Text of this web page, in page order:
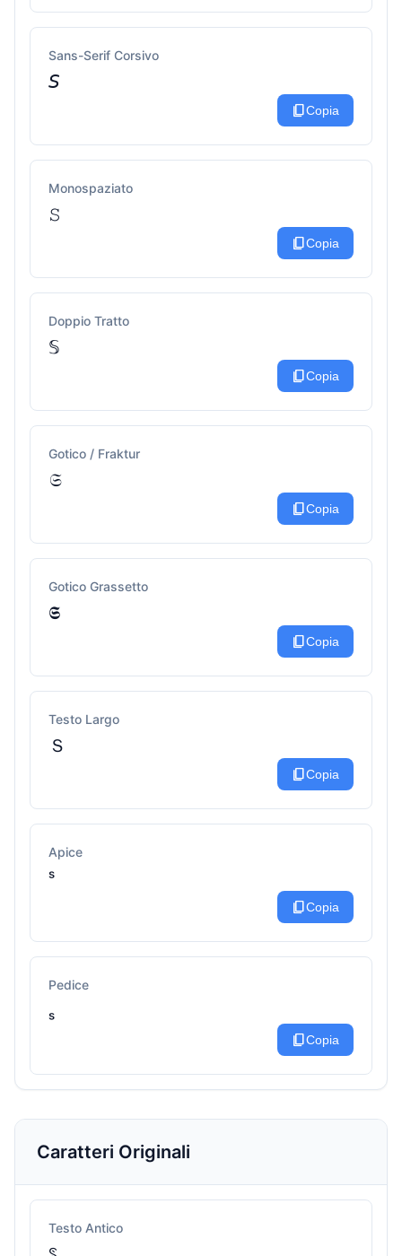
Sans-Serif Corsivo
𝘚
content_copyCopia
Monospaziato
𝚂
content_copyCopia
Doppio Tratto
𝕊
content_copyCopia
Gotico / Fraktur
𝔖
content_copyCopia
Gotico Grassetto
𝕾
content_copyCopia
Testo Largo
Ｓ
content_copyCopia
Apice
ˢ
content_copyCopia
Pedice
ₛ
content_copyCopia
Caratteri Originali
Testo Antico